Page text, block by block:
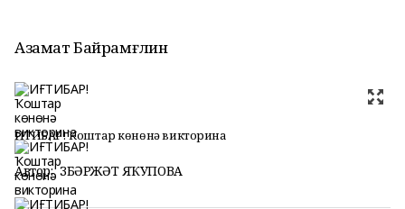
Азамат Байрамғәлин
ИҒТИБАР! Ҡоштар көнөнә викторина
Автор: ЗӨБӘРЖӘТ ЯҠУПОВА